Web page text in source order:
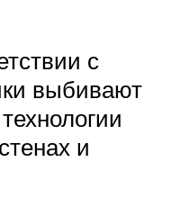
с
выбивают
и